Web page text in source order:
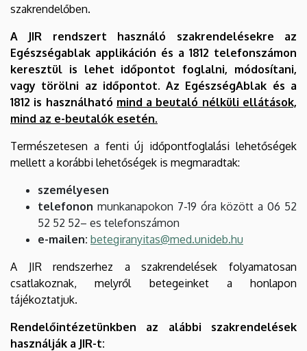
szakrendelőben.
A JIR rendszert használó szakrendelésekre az
Egészségablak applikáción és a 1812 telefonszámon
keresztül is lehet időpontot foglalni, módosítani,
vagy törölni az időpontot. Az EgészségAblak és a
1812 is használható mind a beutaló nélküli ellátások,
mind az e-beutalók esetén.
Természetesen a fenti új időpontfoglalási lehetőségek
mellett a korábbi lehetőségek is megmaradtak:
személyesen
telefonon munkanapokon 7-19 óra között a 06 52
52 52 52– es telefonszámon
e-mailen: betegiranyitas@med.unideb.hu
A JIR rendszerhez a szakrendelések folyamatosan
csatlakoznak, melyről betegeinket a honlapon
tájékoztatjuk.
Rendelőintézetünkben az alábbi szakrendelések
használják a JIR-t: